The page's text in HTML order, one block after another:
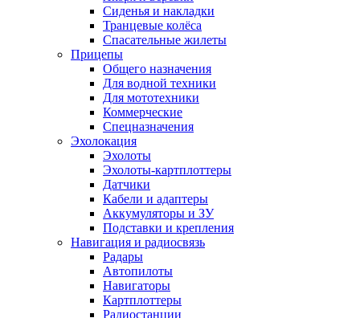
Сиденья и накладки
Транцевые колёса
Спасательные жилеты
Прицепы
Общего назначения
Для водной техники
Для мототехники
Коммерческие
Спецназначения
Эхолокация
Эхолоты
Эхолоты-картплоттеры
Датчики
Кабели и адаптеры
Аккумуляторы и ЗУ
Подставки и крепления
Навигация и радиосвязь
Радары
Автопилоты
Навигаторы
Картплоттеры
Радиостанции